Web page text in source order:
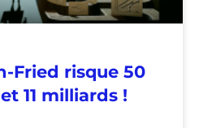
Fried risque 50
11 milliards !